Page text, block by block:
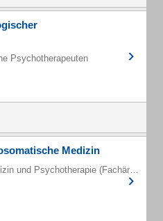
Psychotherapeuten
Medizin
Ärzte: Psychosomatische Medizin und Psychotherapie (Fachärzte)